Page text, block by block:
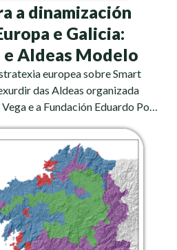
a dinamización
e Galicia:
Aldeas Modelo
europea sobre Smart
das Aldeas organizada
e a Fundación Eduardo Po…